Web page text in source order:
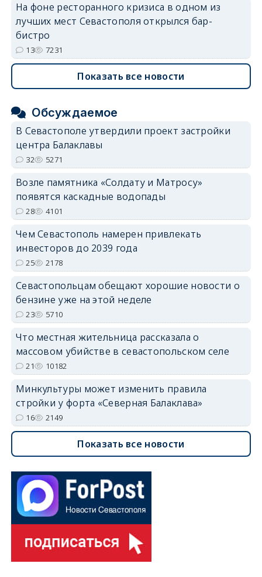
На фоне ресторанного кризиса в одном из
лучших мест Севастополя открылся бар-
бистро
13 7231
Показать все новости
Обсуждаемое
В Севастополе утвердили проект застройки
центра Балаклавы
32 5271
Возле памятника «Солдату и Матросу»
появятся каскадные водопады
28 4101
Чем Севастополь намерен привлекать
инвесторов до 2039 года
25 2178
Севастопольцам обещают хорошие новости о
бензине уже на этой неделе
23 5710
Что местная жительница рассказала о
массовом убийстве в севастопольском селе
21 10182
Минкультуры может изменить правила
стройки у форта «Северная Балаклава»
16 2149
Показать все новости